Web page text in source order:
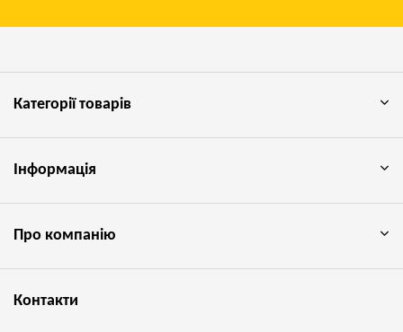
Категорії товарів
Інформація
Про компанію
Контакти